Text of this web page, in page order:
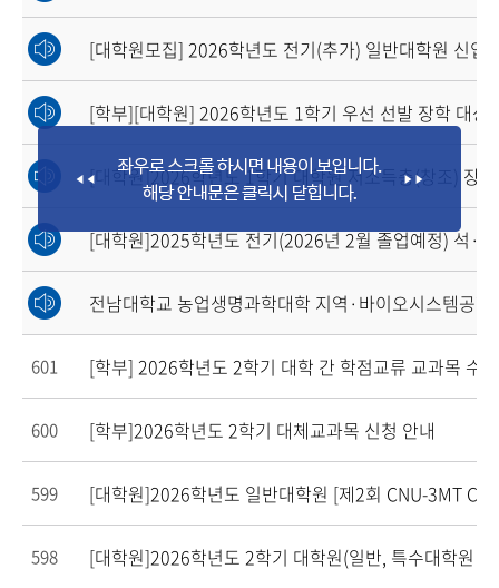
[대학원모집] 2026학년도 전기(추가) 일반대학원 신입
[학부][대학원] 2026학년도 1학기 우선 선발 장학 대상
[대학원]2026학년도 1학기 대학원 저소득층(창조) 장
[대학원]2025학년도 전기(2026년 2월 졸업예정) 석·
전남대학교 농업생명과학대학 지역·바이오시스템공
601 [학부] 2026학년도 2학기 대학 간 학점교류 교과목 수
600 [학부]2026학년도 2학기 대체교과목 신청 안내
599 [대학원]2026학년도 일반대학원 [제2회 CNU-3MT
598 [대학원]2026학년도 2학기 대학원(일반, 특수대학원